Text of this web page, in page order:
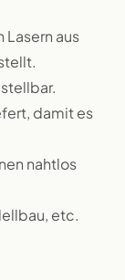
aus
damit es
nahtlos
etc.